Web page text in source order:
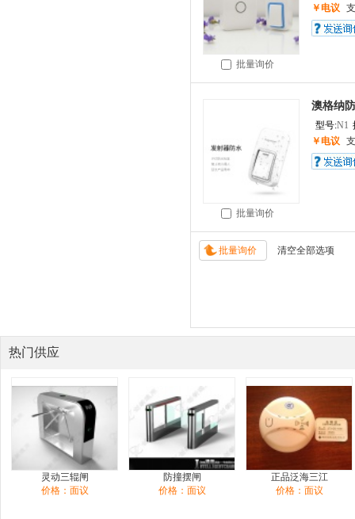
批量询价
￥电议
批量询价
澳格纳
型号:N1
￥电议
热门供应
灵动三辊闸
价格：面议
防撞摆闸
价格：面议
正品泛海三江
价格：面议